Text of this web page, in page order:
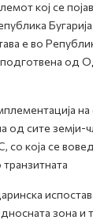
кој се
е во
од
на
од сите земји-
со која се
зона и